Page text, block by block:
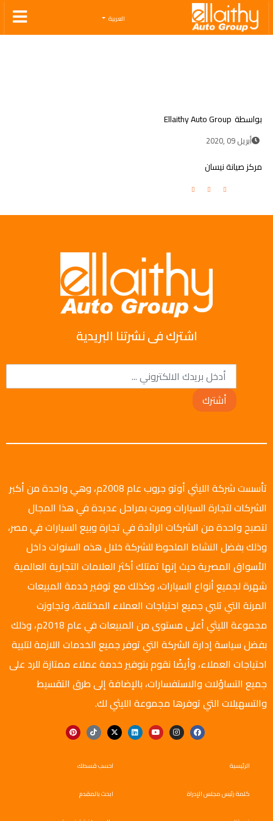
Ellaithy Auto Group
العربية
بواسطة Ellaithy Auto Group
أبريل 09 ,2020
مركز صيانة نيسان
اشترك فى نشرتنا البريدية
أشترك
تأسست شركة الليثي أوتو جروب عام 2008م، وهي واحدة من أكبر
الشركات لتجارة السيارات ومرت بمراحل عديدة في هذا المجال
لتصبح واحدة من الشركات الرائدة في تجارة وبيع السيارات في مصر،
وذلك بفضل النشاط الملحوظ للشركة خلال هذه السنوات داخل
الأسواق المصرية حيث إنها تمتلك أكثر العلامات التجارية العالمية
شهرة لجميع أنواع السيارات، وكذلك مع توفير خدمة المبيعات
المرنة التي تلبي جميع احتياجات العملاء المختلفة، وتجاوزت
مجموعة الليثي أعلى مستوى من المبيعات في عام 2018م، وذلك
بفضل سياسة إدارة الشركة التي توفر جميع الخدمات اللازمة لتلبية
احتياجات العملاء، وأيضًا نقوم بتوفير خدمة عملاء ممتازة للرد على
جميع التساؤلات والاستفسارات، بالإضافة إلى طرق التقسيط
والتسهيلات التي توفرها مجموعة الليثي لك.
الرئيسية
كلمة رئيس مجلس الإدراة
احسب قسطك
ابحث بالمقدم